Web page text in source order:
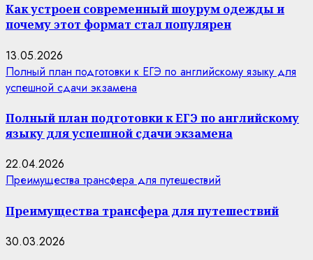
Как устроен современный шоурум одежды и
почему этот формат стал популярен
13.05.2026
Полный план подготовки к ЕГЭ по английскому языку для
успешной сдачи экзамена
Полный план подготовки к ЕГЭ по английскому
языку для успешной сдачи экзамена
22.04.2026
Преимущества трансфера для путешествий
Преимущества трансфера для путешествий
30.03.2026